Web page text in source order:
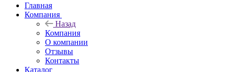
Главная
Компания
Назад
Компания
О компании
Отзывы
Контакты
Каталог